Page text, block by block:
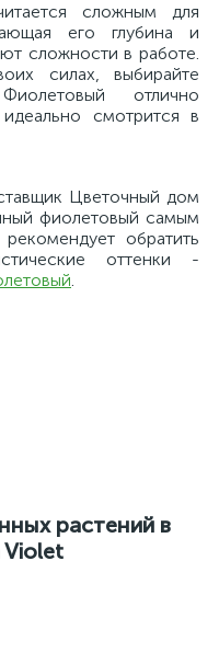
сложным для
его глубина и
сложности в работе.
силах, выбирайте
отлично
смотрится в
Цветочный дом
фиолетовый самым
обратить
оттенки -
.
растений в
Violet